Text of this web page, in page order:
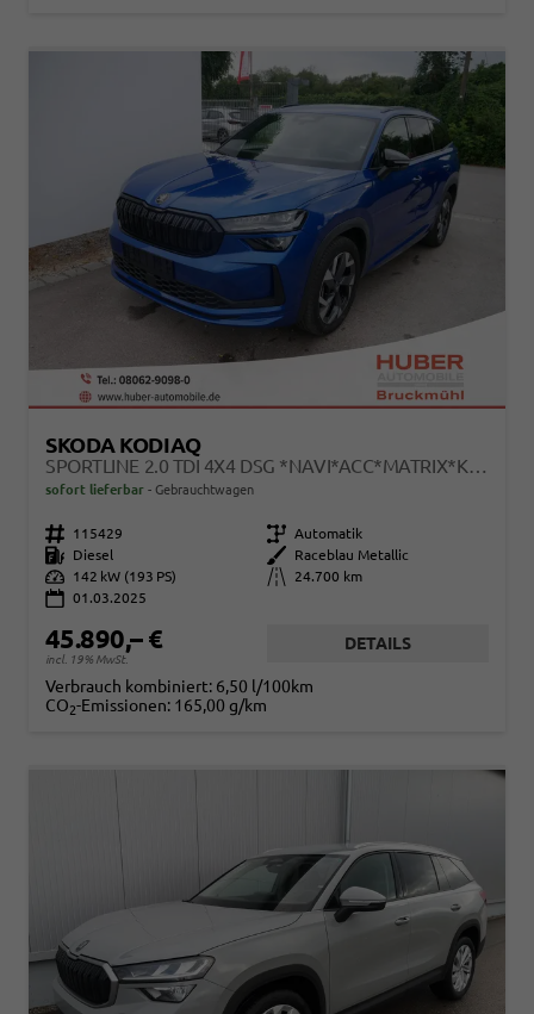
SKODA KODIAQ
SPORTLINE 2.0 TDI 4X4 DSG *NAVI*ACC*MATRIX*KAMERA*AHK*EL.-HECKKLAPPE
sofort lieferbar Gebrauchtwagen
Fahrzeugnr. 115429 Getriebe Automatik
Kraftstoff
Diesel Außenfarbe
Raceblau Metallic
Leistung
142 kW (193 PS) Kilometerstand
24.700 km
01.03.2025
45.890,– €
incl. 19% MwSt.
DETAILS
Verbrauch kombiniert: 6,50 l/100km
CO2-Emissionen: 165,00 g/km